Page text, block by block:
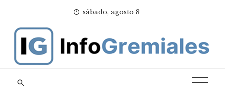
content
sábado, agosto 8